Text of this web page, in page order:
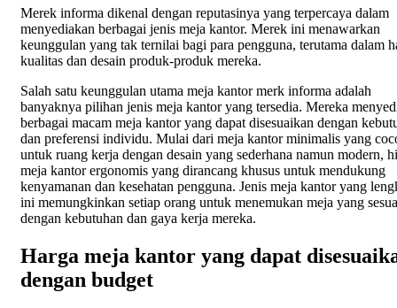
Merek informa dikenal dengan reputasinya yang terpercaya dalam
menyediakan berbagai jenis meja kantor. Merek ini menawarkan
keunggulan yang tak ternilai bagi para pengguna, terutama dalam
kualitas dan desain produk-produk mereka.
Salah satu keunggulan utama meja kantor merk informa adalah
banyaknya pilihan jenis meja kantor yang tersedia. Mereka
berbagai macam meja kantor yang dapat disesuaikan dengan
dan preferensi individu. Mulai dari meja kantor minimalis yang
untuk ruang kerja dengan desain yang sederhana namun modern,
meja kantor ergonomis yang dirancang khusus untuk mendukung
kenyamanan dan kesehatan pengguna. Jenis meja kantor yang
ini memungkinkan setiap orang untuk menemukan meja yang
dengan kebutuhan dan gaya kerja mereka.
Harga meja kantor yang dapat
dengan budget